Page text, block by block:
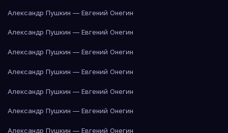
Александр Пушкин — Евгений Онегин
Александр Пушкин — Евгений Онегин
Александр Пушкин — Евгений Онегин
Александр Пушкин — Евгений Онегин
Александр Пушкин — Евгений Онегин
Александр Пушкин — Евгений Онегин
Александр Пушкин — Евгений Онегин